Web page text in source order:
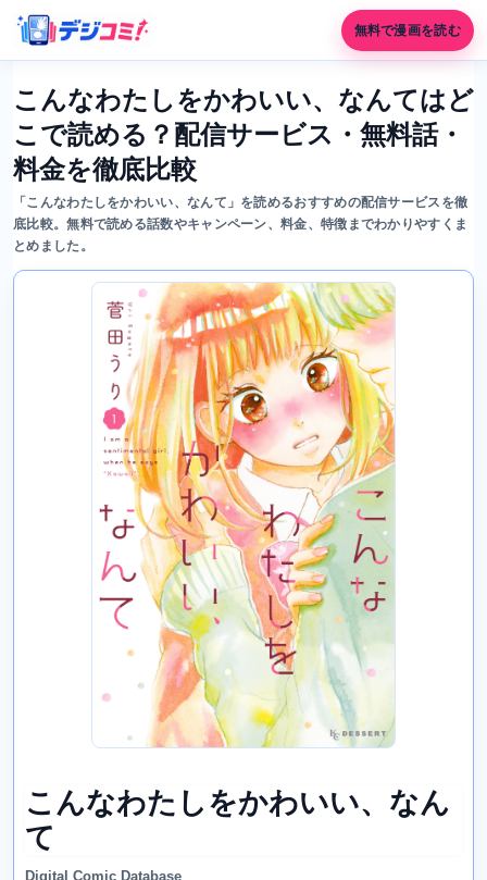
無料で漫画を読む
こんなわたしをかわいい、なんてはど
こで読める？配信サービス・無料話・
料金を徹底比較
「こんなわたしをかわいい、なんて」を読めるおすすめの配信サービスを徹
底比較。無料で読める話数やキャンペーン、料金、特徴までわかりやすくま
とめました。
こんなわたしをかわいい、なん
て
Digital Comic Database